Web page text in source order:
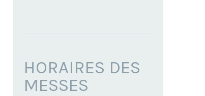
HORAIRES DES
MESSES